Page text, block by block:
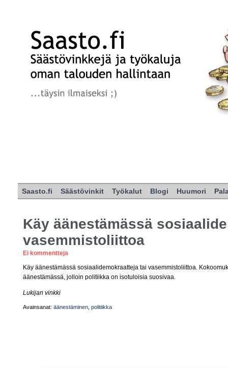
Saasto.fi Säästövinkit Työkalut Blogi Huumori
Käy äänestämässä
vasemmistoliittoa
Ei kommentteja
Käy äänestämässä sosiaalidemokraatteja tai vasemmistoliittoa.
äänestämässä, jolloin politiikka on isotuloisia suosivaa.
Lukijan vinkki
Avainsanat: äänestäminen politiikka